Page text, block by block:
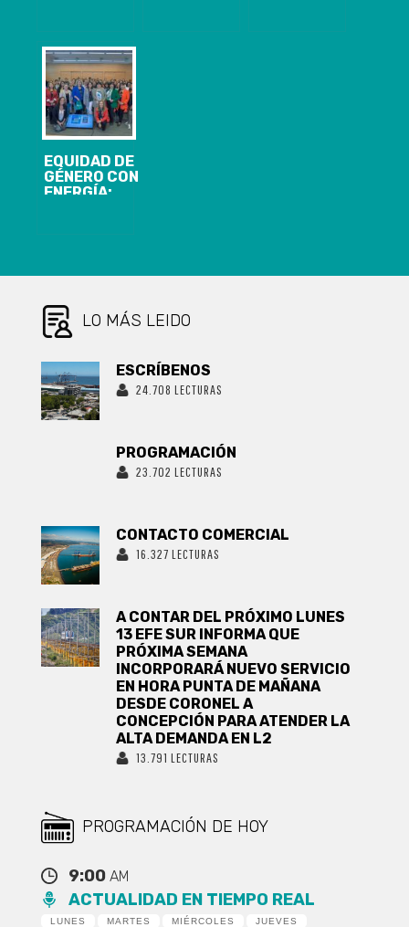
ACORTAR LA
BRECHA
DIGITAL EN LA
INDUSTRIA
EQUIDAD DE
GÉNERO CON
ENERGÍA:
LO MÁS LEIDO
ESCRÍBENOS
24.708 LECTURAS
PROGRAMACIÓN
23.702 LECTURAS
CONTACTO COMERCIAL
16.327 LECTURAS
A CONTAR DEL PRÓXIMO LUNES
13 EFE SUR INFORMA QUE
PRÓXIMA SEMANA
INCORPORARÁ NUEVO SERVICIO
EN HORA PUNTA DE MAÑANA
DESDE CORONEL A
CONCEPCIÓN PARA ATENDER LA
ALTA DEMANDA EN L2
13.791 LECTURAS
PROGRAMACIÓN DE HOY
9:00 AM
ACTUALIDAD EN TIEMPO REAL
LUNES MARTES MIÉRCOLES
JUEVES